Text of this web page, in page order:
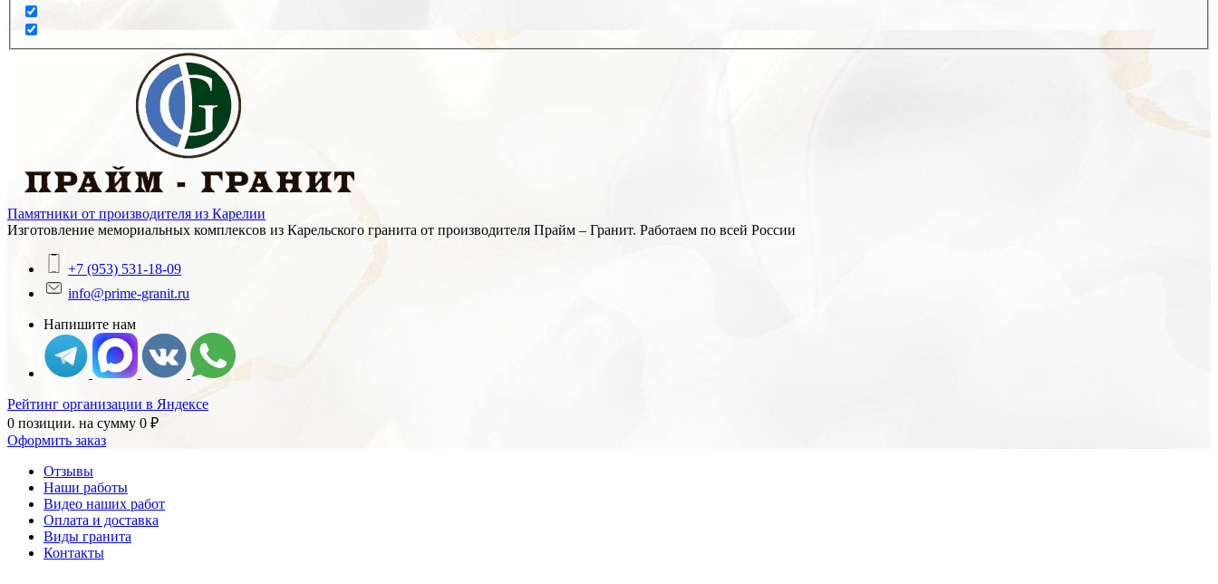
Памятники от производителя из Карелии
Изготовление мемориальных комплексов из Карельского гранита от производителя Прайм – Гранит. Работаем по всей России
+7 (953) 531-18-09
info@prime-granit.ru
Напишите нам
Рейтинг организации в Яндексе
0 позиции. на сумму 0 ₽
Оформить заказ
Отзывы
Наши работы
Видео наших работ
Оплата и доставка
Виды гранита
Контакты